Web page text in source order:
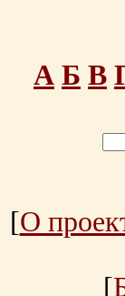
А Б В
[О
[